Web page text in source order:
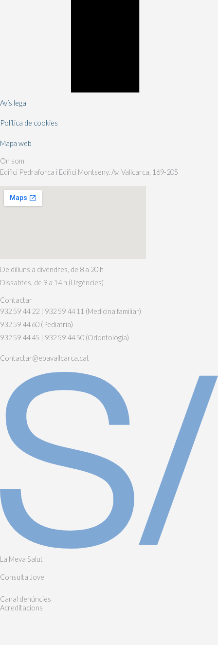
Avís legal
Política de cookies
Mapa web
On som
Edifici Pedraforca i Edifici Montseny. Av. Vallcarca, 169-205
De dilluns a divendres, de 8 a 20 h
Dissabtes, de 9 a 14 h (Urgències)
Contactar
932 59 44 22 | 932 59 44 11 (Medicina familiar)
932 59 44 60 (Pediatria)
932 59 44 45 | 932 59 44 50 (Odontologia)
Contactar@ebavallcarca.cat
La Meva Salut
Consulta Jove
Canal denúncies
Acreditacions